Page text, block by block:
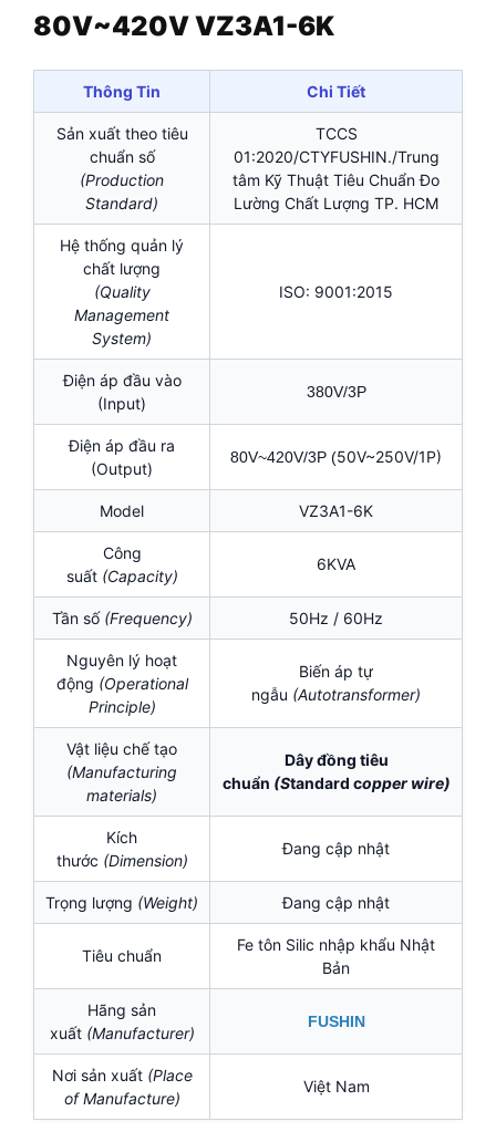
80V~420V VZ3A1-6K
Thông Tin Chi Tiết
Sản xuất theo tiêu
chuẩn số
(Production
Standard)
TCCS
01:2020/CTYFUSHIN./Trung
tâm Kỹ Thuật Tiêu Chuẩn Đo
Lường Chất Lượng TP. HCM
Hệ thống quản lý
chất lượng
(Quality
Management
System)
ISO: 9001:2015
Điện áp đầu vào
(Input)
380V/3P
Điện áp đầu ra
(Output)
80V~420V/3P (50V~250V/1P)
Model VZ3A1-6K
Công
suất (Capacity)
6KVA
Tần số (Frequency) 50Hz / 60Hz
Nguyên lý hoạt
động (Operational
Principle)
Biến áp tự
ngẫu (Autotransformer)
Vật liệu chế tạo
(Manufacturing
materials)
Dây đồng tiêu
chuẩn (Standard copper wire)
Kích
thước (Dimension)
Đang cập nhật
Trọng lượng (Weight) Đang cập nhật
Tiêu chuẩn
Fe tôn Silic nhập khẩu Nhật
Bản
Hãng sản
xuất (Manufacturer)
FUSHIN
Nơi sản xuất (Place
of Manufacture)
Việt Nam